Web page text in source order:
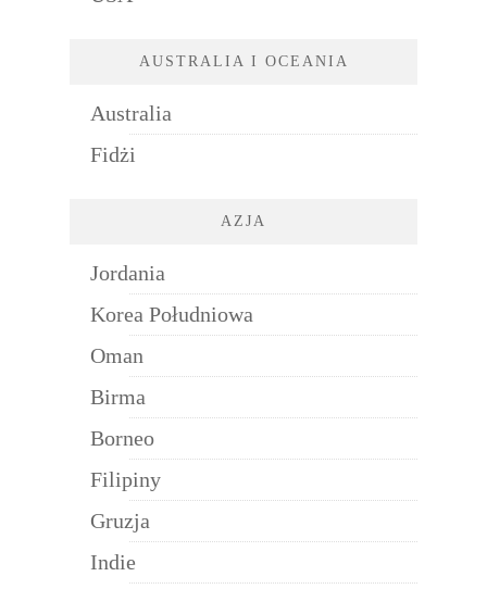
AUSTRALIA I OCEANIA
Australia
Fidżi
AZJA
Jordania
Korea Południowa
Oman
Birma
Borneo
Filipiny
Gruzja
Indie